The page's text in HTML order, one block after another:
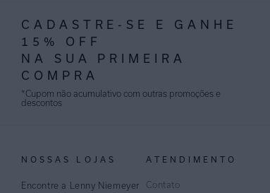
CADASTRE-SE E GANHE
15% OFF
NA SUA PRIMEIRA
COMPRA
*Cupom não acumulativo com outras promoções e
descontos
NOSSAS LOJAS
Encontre a Lenny Niemeyer
ATENDIMENTO
Contato